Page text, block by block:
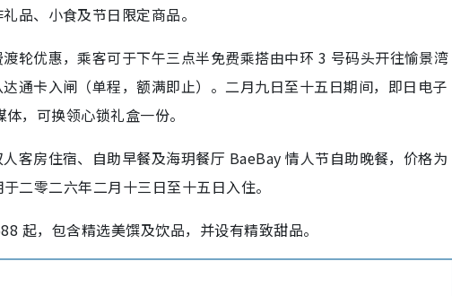
品、小食及节日限定商品。
轮优惠，乘客可于下午三点半免费乘搭由中环 3 号码头开往愉景湾
通卡入闸（单程，额满即止）。二月九日至十五日期间，即日电子
，可换领心锁礼盒一份。
房住宿、自助早餐及海玥餐厅 BaeBay 情人节自助晚餐，价格为
二零二六年二月十三日至十五日入住。
起，包含精选美馔及饮品，并设有精致甜品。